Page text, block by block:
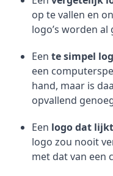
op te vallen en
logo’s worden
Een te simpel
een
hand, maar is
opvallend
Een logo dat
logo zou nooit
met dat van een